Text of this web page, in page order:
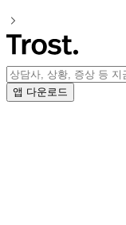
앱 다운로드